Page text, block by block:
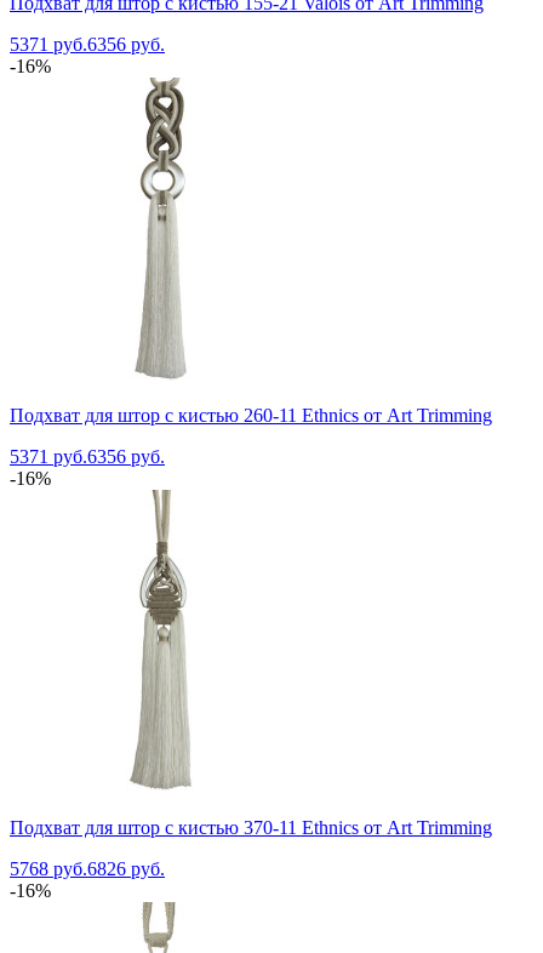
5371 руб.6356 руб.
-16%
Подхват для штор с кистью 260-11 Ethnics от Art Trimming
5371 руб.6356 руб.
-16%
Подхват для штор с кистью 370-11 Ethnics от Art Trimming
5768 руб.6826 руб.
-16%